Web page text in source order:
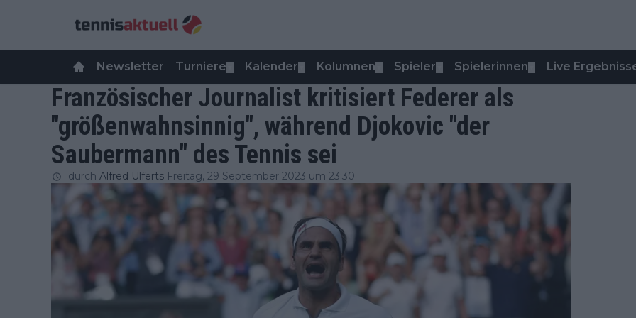
Newsletter Turniere Kalender Kolumnen Spieler Spielerinnen Live
Französischer Journalist kritisiert Federer als
"größenwahnsinnig", während Djokovic "der
Saubermann" des Tennis sei
durch Alfred Ulferts Freitag, 29 September 2023 um 23:30